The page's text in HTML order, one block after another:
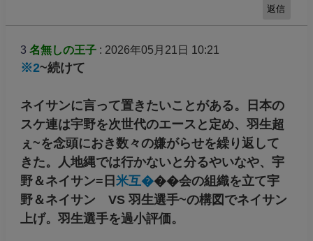
返信
3 名無しの王子: 2026年05月21日 10:21
※2~続けて
ネイサンに言って置きたいことがある。日本の
スケ連は宇野を次世代のエースと定め、羽生超
ぇ~を念頭におき数々の嫌がらせを繰り返して
きた。人地縄では行かないと分るやいなや、宇
野＆ネイサン=日 米互���会の組織を立て宇
野＆ネイサン VS 羽生選手~の構図でネイサン
上げ。羽生選手を過小評価。